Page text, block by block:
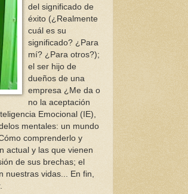
del significado de
éxito (¿Realmente
cuál es su
significado? ¿Para
mí? ¿Para otros?);
el ser hijo de
dueños de una
empresa ¿Me da o
no la aceptación
Emocional (IE),
mentales: un mundo
comprenderlo y
actual y las que vienen
de sus brechas; el
nuestras vidas... En fin,